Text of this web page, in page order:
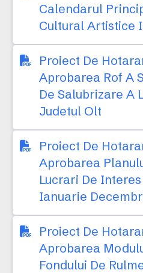
Calendarul
Cultural Artistice
Proiect De
Aprobarea Rof A
De Salubrizare A
Judetul Olt
Proiect De
Aprobarea
Lucrari De
Ianuarie
Proiect De
Aprobarea
Fondului De